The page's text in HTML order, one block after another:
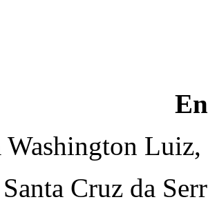
Washington
Cruz da